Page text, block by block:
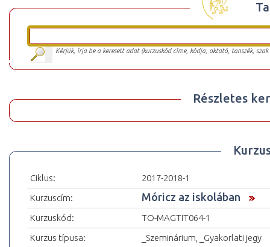
Kérjük, írja be a keresett adat (kurzuskód címe, kódja, oktató, tanszék,
Részletes
Ciklus:
2017-2018-1
Kurzuscím:
Móricz az iskolában
Kurzuskód:
TO-MAGTIT064-1
Kurzus típusa:
_Szeminárium, _Gyakorlati jegy